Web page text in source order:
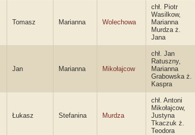
Tomasz Marianna Wolechowa
chł. Piotr
Wasilkow,
Marianna
Murdza ż.
Jana
Jan Marianna Mikołajcow
chł. Jan
Ratuszny,
Marianna
Grabowska ż.
Kaspra
Łukasz Stefanina Murdza
chł. Antoni
Mikołajcow,
Justyna
Tkaczuk ż.
Teodora